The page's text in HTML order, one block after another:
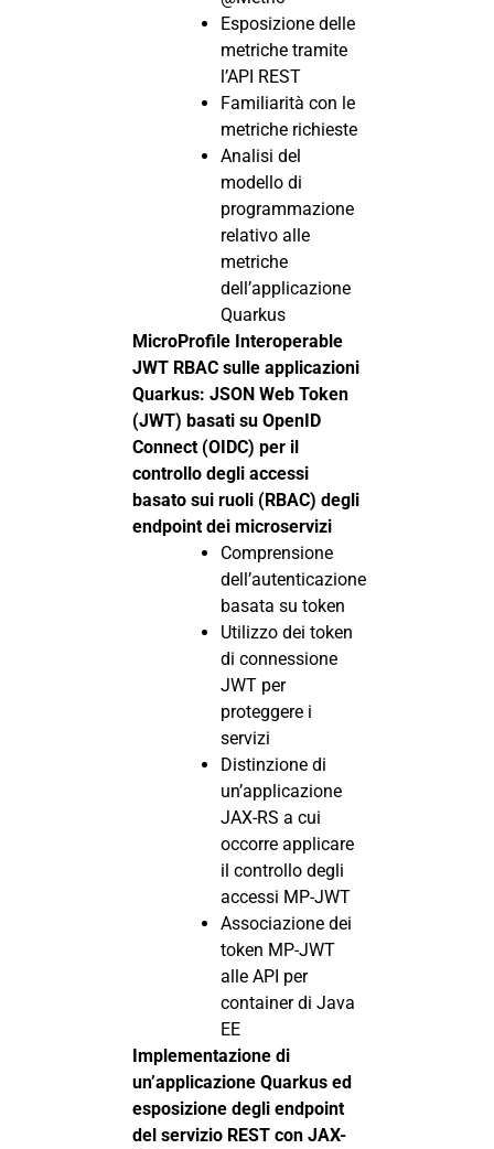
Esposizione delle
metriche tramite
l’API REST
Familiarità con le
metriche richieste
Analisi del
modello di
programmazione
relativo alle
metriche
dell’applicazione
Quarkus
MicroProfile Interoperable
JWT RBAC sulle applicazioni
Quarkus: JSON Web Token
(JWT) basati su OpenID
Connect (OIDC) per il
controllo degli accessi
basato sui ruoli (RBAC) degli
endpoint dei microservizi
Comprensione
dell’autenticazione
basata su token
Utilizzo dei token
di connessione
JWT per
proteggere i
servizi
Distinzione di
un’applicazione
JAX-RS a cui
occorre applicare
il controllo degli
accessi MP-JWT
Associazione dei
token MP-JWT
alle API per
container di Java
EE
Implementazione di
un’applicazione Quarkus ed
esposizione degli endpoint
del servizio REST con JAX-